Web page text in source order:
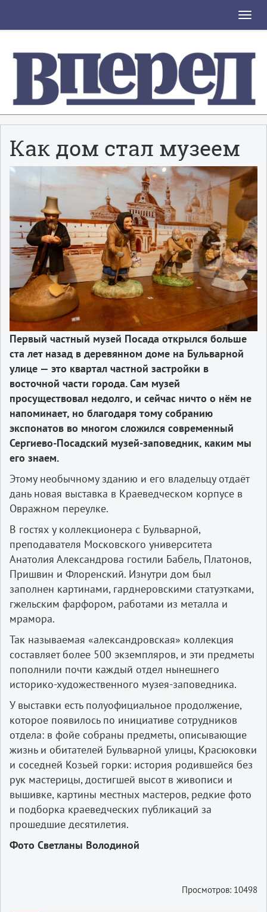
Toggle
Как дом стал музеем
Первый частный музей Посада открылся больше
ста лет назад в деревянном доме на Бульварной
улице — это квартал частной застройки в
восточной части города. Сам музей
просуществовал недолго, и сейчас ничто о нём не
напоминает, но благодаря тому собранию
экспонатов во многом сложился современный
Сергиево-Посадский музей-заповедник, каким мы
его знаем.
Этому необычному зданию и его владельцу отдаёт
дань новая выставка в Краеведческом корпусе в
Овражном переулке.
В гостях у коллекционера с Бульварной,
преподавателя Московского университета
Анатолия Александрова гостили Бабель, Платонов,
Пришвин и Флоренский. Изнутри дом был
заполнен картинами, гарднеровскими статуэтками,
гжельским фарфором, работами из металла и
мрамора.
Так называемая «александровская» коллекция
составляет более 500 экземпляров, и эти предметы
пополнили почти каждый отдел нынешнего
историко-художественного музея-заповедника.
У выставки есть полуофициальное продолжение,
которое появилось по инициативе сотрудников
отдела: в фойе собраны предметы, описывающие
жизнь и обитателей Бульварной улицы, Красюковки
и соседней Козьей горки: история родившейся без
рук мастерицы, достигшей высот в живописи и
вышивке, картины местных мастеров, редкие фото
и подборка краеведческих публикаций за
прошедшие десятилетия.
Фото Светланы Володиной
Просмотров: 10498